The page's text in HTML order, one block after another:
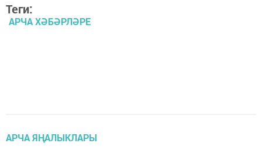
Теги:
АРЧА ХӘБӘРЛӘРЕ
АРЧА ЯҢАЛЫКЛАРЫ